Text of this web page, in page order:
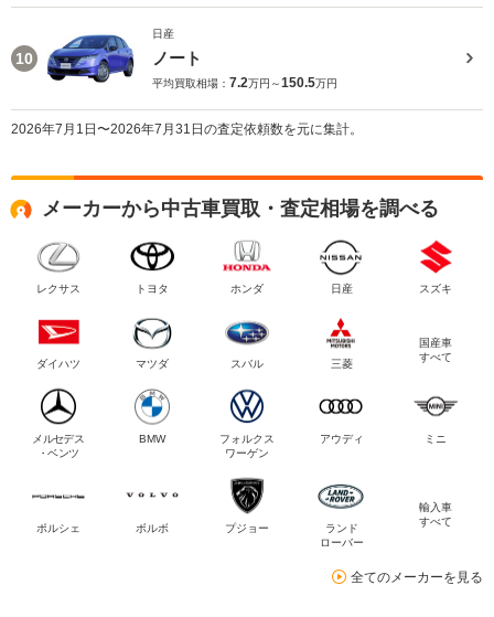
10
日産
ノート
平均買取相場： 7.2万円～150.5万円
2026年7月1日〜2026年7月31日の査定依頼数を元に集計。
メーカーから中古車買取・査定相場を調べる
レクサス トヨタ ホンダ 日産 スズキ
ダイハツ マツダ スバル 三菱
国産車
すべて
メルセデス
・ベンツ
BMW
フォルクス
ワーゲン
アウディ ミニ
ポルシェ ボルボ プジョー
ランド
ローバー
輸入車
すべて
全てのメーカーを見る